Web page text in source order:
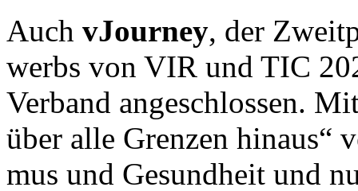
Auch vJourney, der
werbs von VIR und TIC
Ver­band an­ge­schlos­sen.
über al­le Gren­zen hinaus“
mus und Ge­sund­heit und